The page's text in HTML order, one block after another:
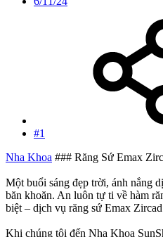
#1
Nha Khoa ### Răng Sứ Emax
Một buổi sáng đẹp trời, ánh nắng
băn khoăn. An luôn tự ti về hàm
biệt – dịch vụ răng sứ Emax
Khi chúng tôi đến Nha Khoa